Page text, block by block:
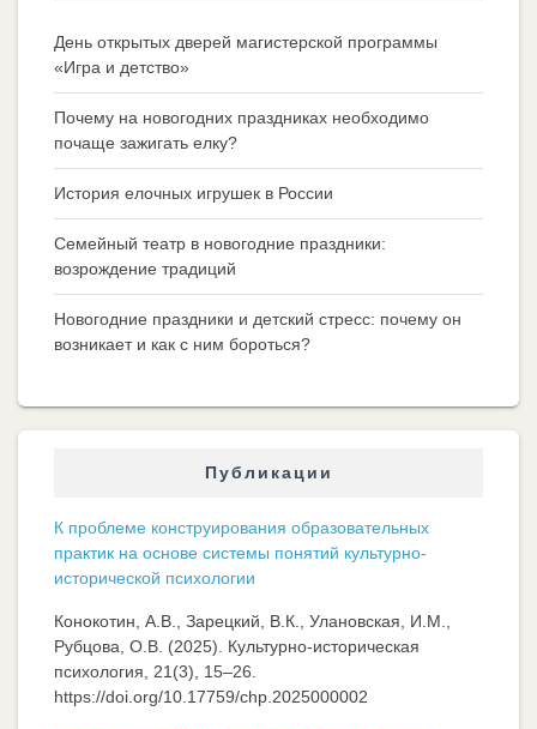
День открытых дверей магистерской программы
«Игра и детство»
Почему на новогодних праздниках необходимо
почаще зажигать елку?
История елочных игрушек в России
Семейный театр в новогодние праздники:
возрождение традиций
Новогодние праздники и детский стресс: почему он
возникает и как с ним бороться?
Публикации
К проблеме конструирования образовательных
практик на основе системы понятий культурно-
исторической психологии
Конокотин, А.В., Зарецкий, В.К., Улановская, И.М.,
Рубцова, О.В. (2025). Культурно-историческая
психология, 21(3), 15–26.
https://doi.org/10.17759/chp.2025000002